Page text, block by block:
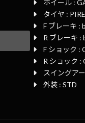
ホイール :
タイヤ :
F ブレーキ :
R ブレーキ
F ショック :
R ショック
スイングア
外装 : STD